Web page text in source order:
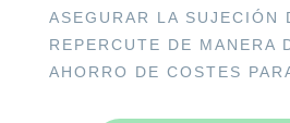
ASEGURAR LA SUJECIÓN
REPERCUTE DE MANERA
AHORRO DE COSTES